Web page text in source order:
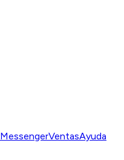
MessengerVentasAyuda